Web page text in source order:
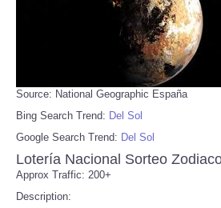
Source: National Geographic España
Bing Search Trend: Del Sol
Google Search Trend: Del Sol
Lotería Nacional Sorteo
Approx Traffic: 200+
Description: